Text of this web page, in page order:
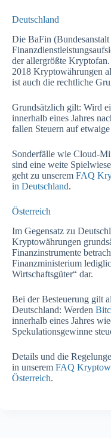
Deutschland
Die BaFin
der allergrößte
2018 Kryptowährungen
ist auch die rechtliche
Grundsätzlich gilt: Wird
innerhalb eines Jahres
fallen Steuern auf
Sonderfälle wie Cloud-
sind eine weite
geht zu unserem FAQ
in Deutschland.
Österreich
Im Gegensatz zu
Kryptowährungen
Finanzinstrumente
Finanzministerium
Wirtschaftsgüter“ dar.
Bei der Besteuerung gilt
Deutschland: Werden
innerhalb eines Jahres
Spekulationsgewinne
Details und die
in unserem FAQ
Österreich.